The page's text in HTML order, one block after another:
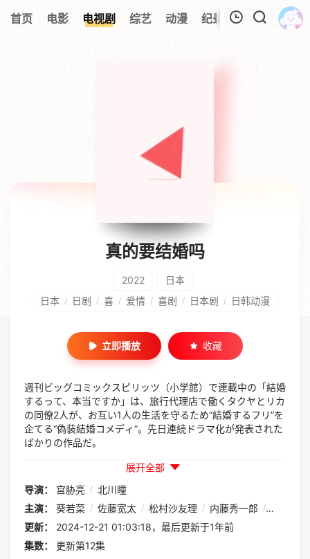
首页 电影 电视剧 综艺 动漫 纪录片 视频短片
暂无观看影片的记录
真的要结婚吗
2022
日本
日本 / 日剧 / 喜 / 爱情 / 喜剧 / 日本剧 / 日韩动漫
立即播放 收藏
週刊ビッグコミックスピリッツ（小学館）で連載中の「結婚
するって、本当ですか」は、旅行代理店で働くタクヤとリカ
の同僚2人が、お互い1人の生活を守るため“結婚するフリ”を
企てる“偽装結婚コメディ”。先日連続ドラマ化が発表された
ばかりの作品だ。
展开全部
导演：
宫胁亮 / 北川瞳
主演：
葵若菜 / 佐藤宽太 / 松村沙友理 / 内藤秀一郎 / 高井佳佑
更新：
2024-12-21 01:03:18，最后更新于1年前
集数：
更新第12集